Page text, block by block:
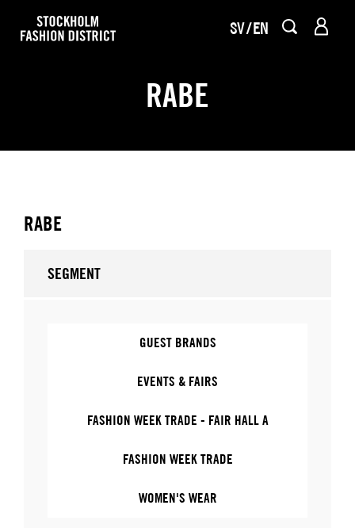
SV EN
RABE
RABE
SEGMENT
GUEST BRANDS
EVENTS & FAIRS
FASHION WEEK TRADE - FAIR HALL A
FASHION WEEK TRADE
WOMEN'S WEAR